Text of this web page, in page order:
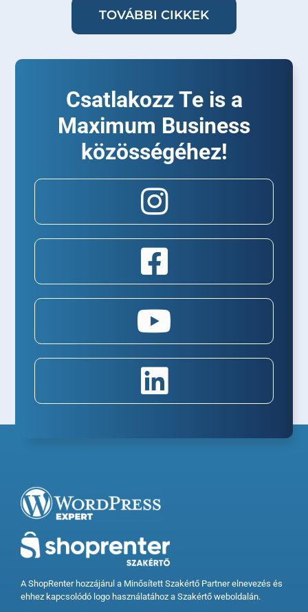
TOVÁBBI CIKKEK
Csatlakozz Te is a
Maximum Business
közösségéhez!
A ShopRenter hozzájárul a Minősített Szakértő Partner elnevezés és
ehhez kapcsolódó logo használatához a Szakértő weboldalán.